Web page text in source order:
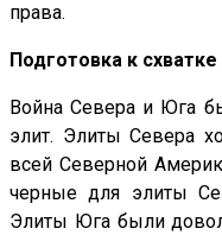
права.
Подготовка к схватке
Война Севера и Юга
элит. Элиты Севера
всей Северной
черные для элиты
Элиты Юга были